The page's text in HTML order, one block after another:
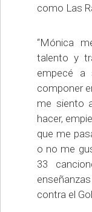
como Las
“Mónica
talento y
empecé a
componer
me siento
hacer,
que me
o no me
33
contra el